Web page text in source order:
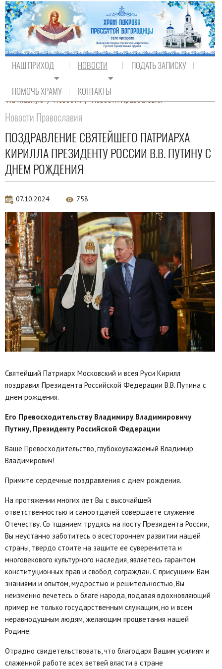
НАШ ПРИХОД НОВОСТИ ПОДАТЬ ЗАПИСКУ
ПОМОЧЬ ХРАМУ КОНТАКТЫ
На главную / Новости / Новости Православия
Новости Православия
ПОЗДРАВЛЕНИЕ СВЯТЕЙШЕГО ПАТРИАРХА
КИРИЛЛА ПРЕЗИДЕНТУ РОССИИ В.В. ПУТИНУ С
ДНЕМ РОЖДЕНИЯ
07.10.2024 758
Святейший Патриарх Московский и всея Руси Кирилл
поздравил Президента Российской Федерации В.В. Путина с
днем рождения.
Его Превосходительству Владимиру Владимировичу
Путину, Президенту Российской Федерации
Ваше Превосходительство, глубокоуважаемый Владимир
Владимирович!
Примите сердечные поздравления с днем рождения.
На протяжении многих лет Вы с высочайшей
ответственностью и самоотдачей совершаете служение
Отечеству. Со тщанием трудясь на посту Президента России,
Вы неустанно заботитесь о всестороннем развитии нашей
страны, твердо стоите на защите ее суверенитета и
многовекового культурного наследия, являетесь гарантом
конституционных прав и свобод сограждан. С присущими Вам
знаниями и опытом, мудростью и решительностью, Вы
неизменно печетесь о благе народа, подавая вдохновляющий
пример не только государственным служащим, но и всем
неравнодушным людям, желающим процветания нашей
Родине.
Отрадно свидетельствовать, что благодаря Вашим усилиям и
слаженной работе всех ветвей власти в стране